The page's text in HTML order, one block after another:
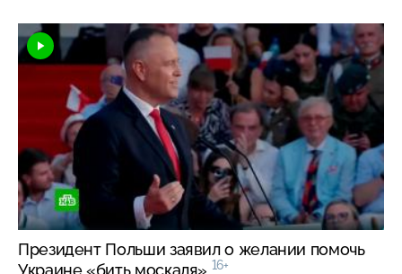
Президент Польши заявил о желании помочь
Украине «бить москаля» 16+